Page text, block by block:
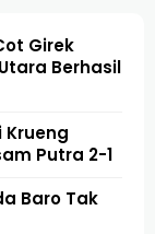
Girek
Berhasil
Krueng
Putra 2-1
Baro Tak